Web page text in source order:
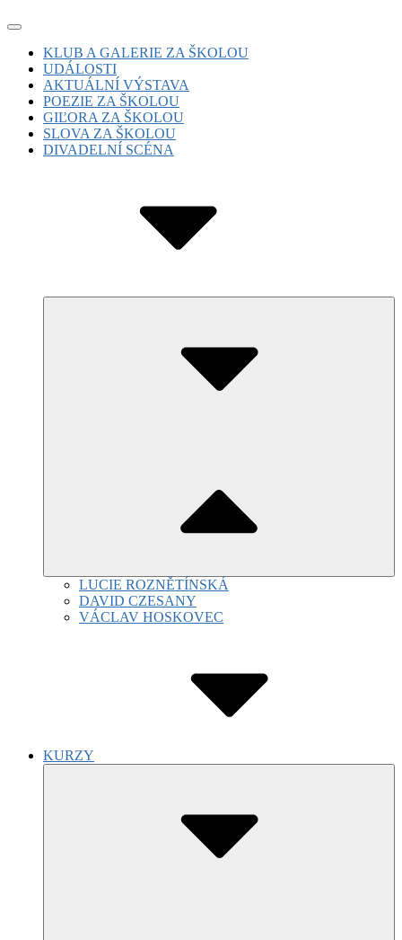
Skip
content
Site
Navigation
Site
Navigation
KLUB A GALERIE ZA ŠKOLOU
UDÁLOSTI
AKTUÁLNÍ VÝSTAVA
POEZIE ZA ŠKOLOU
GIĽORA ZA ŠKOLOU
SLOVA ZA ŠKOLOU
DIVADELNÍ SCÉNA
LUCIE ROZNĚTÍNSKÁ
DAVID CZESANY
VÁCLAV HOSKOVEC
KURZY